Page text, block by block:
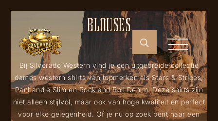
BLOUSES
Bij Silverado Western vind je een uitgebreide collectie
dames western shirts van topmerken als Stars & Stripes,
Panhandle Slim en Rock and Roll Denim. Deze shirts zijn
niet alleen stijlvol, maar ook van hoge kwaliteit en perfect
voor elke gelegenheid. Of je nu op zoek bent naar een